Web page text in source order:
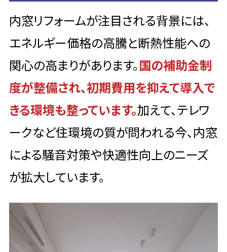
内窓リフォームが注目される背景には、
エネルギー価格の高騰と断熱性能への
関心の高まりがあります。国の補助金制
度が整備され、初期費用を抑えて導入で
きる環境も整っています。加えて、テレワ
ークなど住環境の質が問われる今、内窓
による騒音対策や快適性向上のニーズ
が拡大しています。